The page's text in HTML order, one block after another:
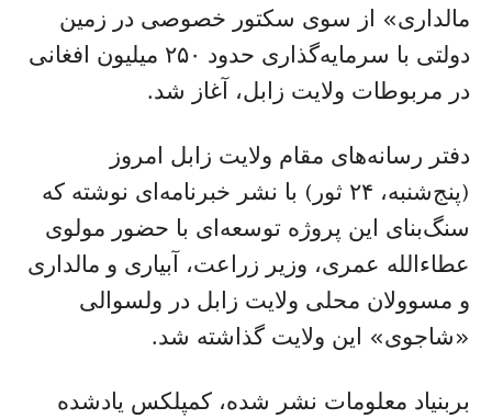
مالداری» از سوی سکتور خصوصی در زمین
دولتی با سرمایه‌گذاری حدود ۲۵۰ میلیون افغانی
در مربوطات ولایت زابل، آغاز شد.
دفتر رسانه‌های مقام ولایت زابل امروز
(پنج‌شنبه، ۲۴ ثور) با نشر خبرنامه‌ای نوشته که
سنگ‌بنای این پروژه توسعه‌ای با حضور مولوی
عطاءالله عمری، وزیر زراعت، آبیاری و مالداری
و مسوولان محلی ولایت زابل در ولسوالی
«شاجوی» این ولایت گذاشته شد.
بربنیاد معلومات نشر شده، کمپلکس یادشده